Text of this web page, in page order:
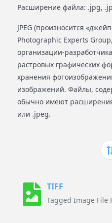
Расширение файла: .jpg,
JPEG (произносится
Photographic Experts
организации-
растровых графических
хранения
изображений. Файлы,
обычно имеют
или .jpeg.
TIFF
Tagged Image File